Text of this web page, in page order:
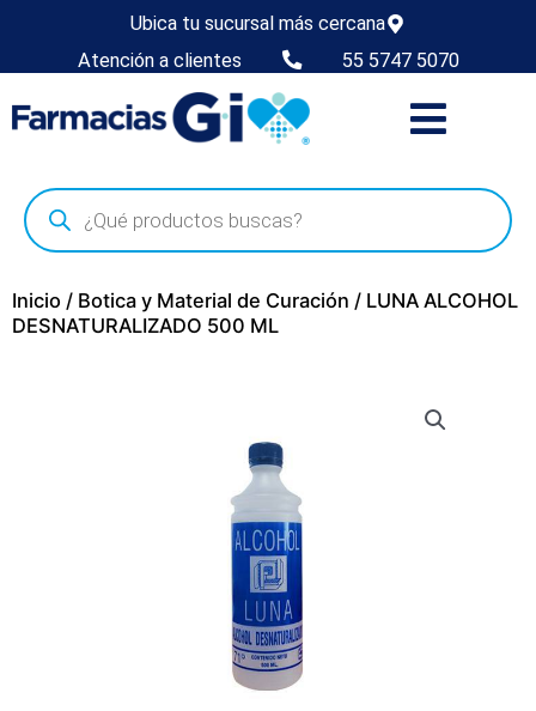
Ubica tu sucursal más cercana
Atención a clientes
55 5747 5070
Inicio / Botica y Material de Curación / LUNA ALCOHOL
DESNATURALIZADO 500 ML